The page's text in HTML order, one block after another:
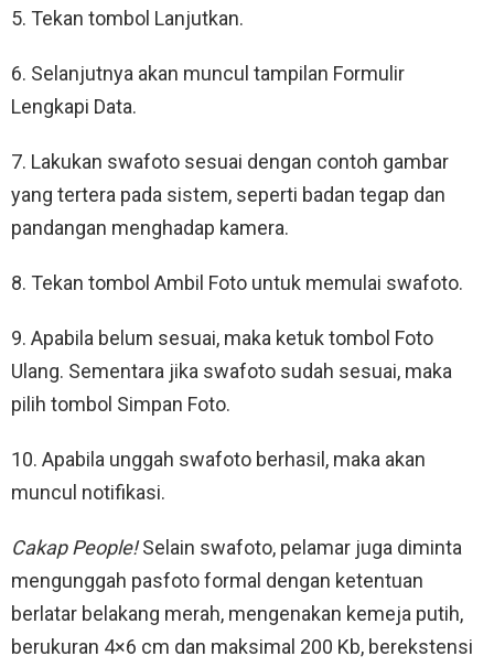
5. Tekan tombol Lanjutkan.
6. Selanjutnya akan muncul tampilan Formulir
Lengkapi Data.
7. Lakukan swafoto sesuai dengan contoh gambar
yang tertera pada sistem, seperti badan tegap dan
pandangan menghadap kamera.
8. Tekan tombol Ambil Foto untuk memulai swafoto.
9. Apabila belum sesuai, maka ketuk tombol Foto
Ulang. Sementara jika swafoto sudah sesuai, maka
pilih tombol Simpan Foto.
10. Apabila unggah swafoto berhasil, maka akan
muncul notifikasi.
Cakap People!Selain swafoto, pelamar juga diminta
mengunggah pasfoto formal dengan ketentuan
berlatar belakang merah, mengenakan kemeja putih,
berukuran 4×6 cm dan maksimal 200 Kb, berekstensi